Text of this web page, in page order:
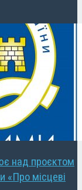
над проєктом
«Про місцеві